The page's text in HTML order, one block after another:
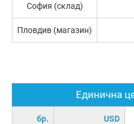
Единична
бр. USD
София (склад)
Пловдив (магазин)